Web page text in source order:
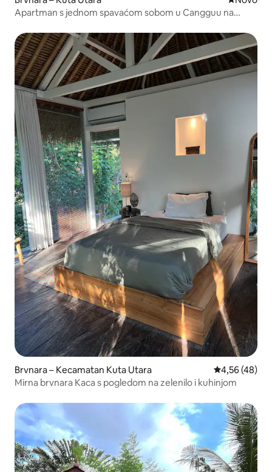
Apartman s jednom spavaćom sobom u Cangguu na
Brvnara – Kecamatan Kuta Utara Prosječna
4,56 (48)
Mirna brvnara Kaca s pogledom na zelenilo i kuhinjom